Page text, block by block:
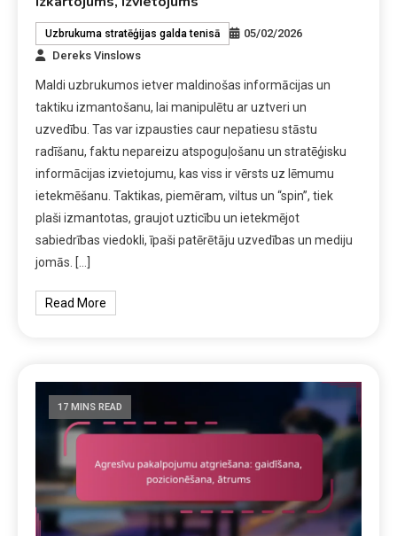
Uzbrukuma stratēģijas galda tenisā
05/02/2026
Dereks Vinslows
Maldi uzbrukumos ietver maldinošas informācijas un
taktiku izmantošanu, lai manipulētu ar uztveri un
uzvedību. Tas var izpausties caur nepatiesu stāstu
radīšanu, faktu nepareizu atspoguļošanu un stratēģisku
informācijas izvietojumu, kas viss ir vērsts uz lēmumu
ietekmēšanu. Taktikas, piemēram, viltus un “spin”, tiek
plaši izmantotas, graujot uzticību un ietekmējot
sabiedrības viedokli, īpaši patērētāju uzvedības un mediju
jomās. […]
Read More
17 MINS READ